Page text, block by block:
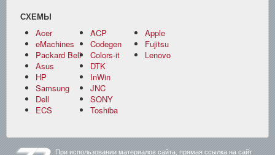
СХЕМЫ
Acer
eMachines
Packard Bell
Asus
HP
Samsung
Dell
ECS
ACP
Codegen
Colors-it
DTK
InWin
JNC
SONY
Toshiba
Apple
Fujitsu
Lenovo
При использовании материалов сайта, прямая ссылка на сайт